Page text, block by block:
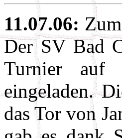
11.07.06:
Der SV Bad
Turnier auf
eingeladen.
das Tor von